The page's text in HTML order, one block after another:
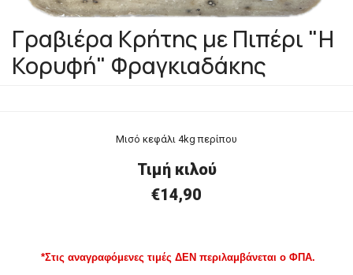
Γραβιέρα Κρήτης με Πιπέρι "Η
Κορυφή" Φραγκιαδάκης
Μισό κεφάλι 4kg περίπου
Τιμή κιλού
€14,90
*Στις αναγραφόμενες τιμές ΔΕΝ περιλαμβάνεται ο ΦΠΑ.